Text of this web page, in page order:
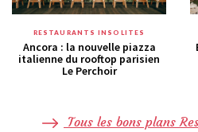
RESTAURANTS INSOLITES
Ancora : la nouvelle piazza
italienne du rooftop parisien
Le Perchoir
Tous les bons plans